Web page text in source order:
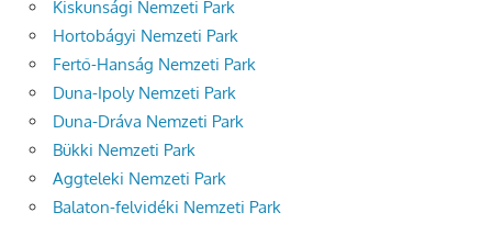
Kiskunsági Nemzeti Park
Hortobágyi Nemzeti Park
Fertő-Hanság Nemzeti Park
Duna-Ipoly Nemzeti Park
Duna-Dráva Nemzeti Park
Bükki Nemzeti Park
Aggteleki Nemzeti Park
Balaton-felvidéki Nemzeti Park